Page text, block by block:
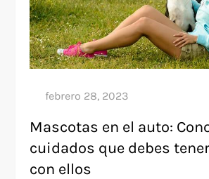
Mascotas en el auto:
cuidados que debes
con ellos